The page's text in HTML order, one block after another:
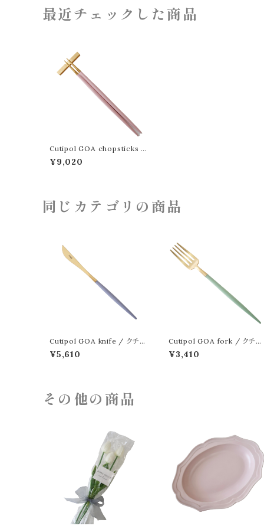
最近チェックした商品
Cutipol GOA chopsticks /
クチポール ゴア お箸 ゴールド
¥9,020
同じカテゴリの商品
Cutipol GOA knife / クチポ
ール ゴア ナイフ ゴールド
¥5,610
Cutipol GOA fork / クチポ
ール ゴア フォーク ゴールド
¥3,410
その他の商品